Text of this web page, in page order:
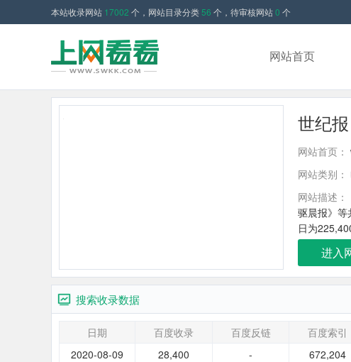
本站收录网站 17002 个，网站目录分类56 个，待审核网站0 个
网站首页
世纪报
网站首页：
网站类别：
网站描述：
驱晨报》
日为
进入
搜索收录数据
日期 百度收录 百度反链 百度索引
2020-08-09
28,400 - 672,204